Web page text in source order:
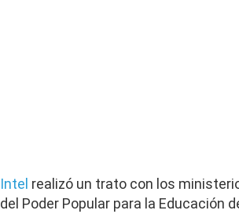
Intel realizó un trato con los
del Poder Popular para la Educación